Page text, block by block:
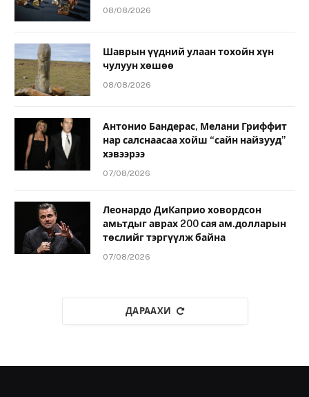
08/08/2026
Шаврын үүдний улаан тохойн хүн
чулуун хөшөө
08/08/2026
Антонио Бандерас, Мелани Гриффит
нар салснаасаа хойш “сайн найзууд”
хэвээрээ
07/08/2026
Леонардо ДиКаприо ховордсон
амьтдыг аврах 200 сая ам.долларын
төслийг тэргүүлж байна
07/08/2026
ДАРААХИ